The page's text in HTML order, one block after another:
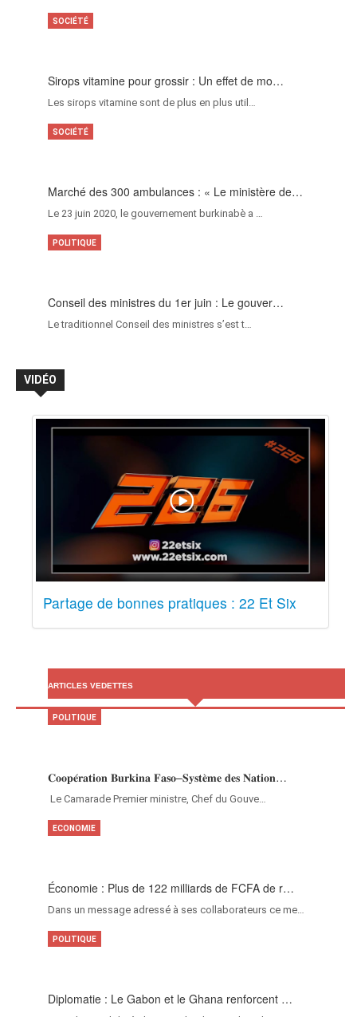
Sirops vitamine pour grossir : Un effet de mo…
Les sirops vitamine sont de plus en plus util…
SOCIÉTÉ
Marché des 300 ambulances : « Le ministère de…
Le 23 juin 2020, le gouvernement burkinabè a …
SOCIÉTÉ
Conseil des ministres du 1er juin : Le gouver…
Le traditionnel Conseil des ministres s’est t…
POLITIQUE
VIDÉO
Partage de bonnes pratiques : 22 Et Six
ARTICLES VEDETTES
𝐂𝐨𝐨𝐩𝐞́𝐫𝐚𝐭𝐢𝐨𝐧 𝐁𝐮𝐫𝐤𝐢𝐧𝐚 𝐅𝐚𝐬𝐨–𝐒𝐲𝐬𝐭𝐞̀𝐦𝐞 𝐝𝐞𝐬 𝐍𝐚𝐭𝐢𝐨𝐧…
‎Le Camarade Premier ministre, Chef du Gouve…
POLITIQUE
Économie : Plus de 122 milliards de FCFA de r…
Dans un message adressé à ses collaborateurs ce me…
ECONOMIE
Diplomatie : Le Gabon et le Ghana renforcent …
POLITIQUE